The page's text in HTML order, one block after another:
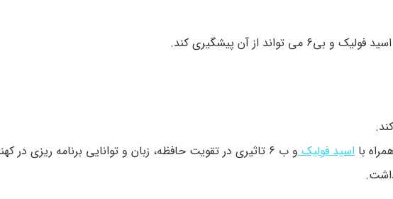
اسید فولیکو ب 6 تاثیری در تقویت حافظه، زبان و توانایی برنامه ریزی در کهنسالان ندارد.